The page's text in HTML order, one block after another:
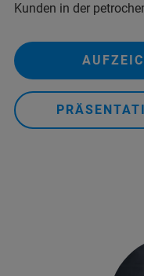
Kunden in der